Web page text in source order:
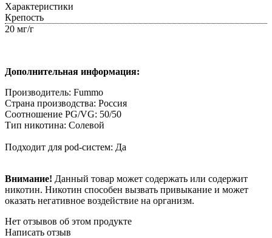
Характеристики
Крепость
20 мг/г
Дополнительная информация:
Производитель: Fummo
Страна производства: Россия
Соотношение PG/VG: 50/50
Тип никотина: Солевой
Подходит для pod-систем: Да
Внимание! Данный товар может содержать или содержит
никотин. Никотин способен вызвать привыкание и может
оказать негативное воздействие на организм.
Нет отзывов об этом продукте
Написать отзыв